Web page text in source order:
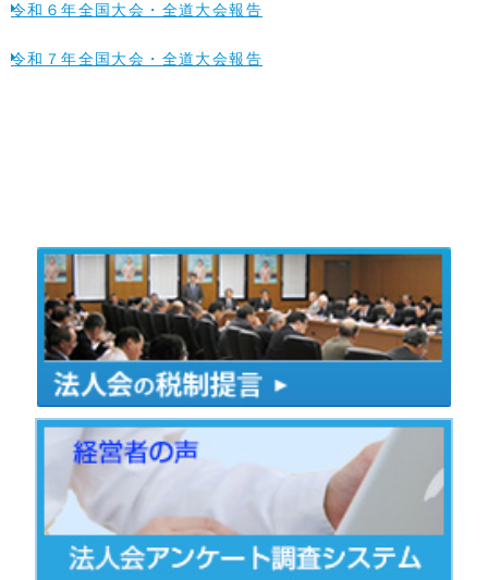
令和６年全国大会・全道大会報告
令和７年全国大会・全道大会報告